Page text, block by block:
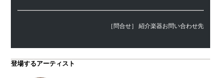
［問合せ］ 紹介楽器お問い合わせ先
登場するアーティスト